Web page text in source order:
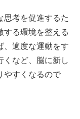
思考を促進するた
する環境を整える
、適度な運動をす
くなど、脳に新し
やすくなるので